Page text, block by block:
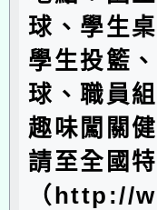
球、學生
學生投籃
球、職員
趣味闖關
請至全國
（http://